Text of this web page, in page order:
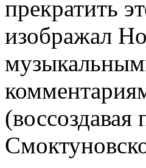
прекратить
изображал